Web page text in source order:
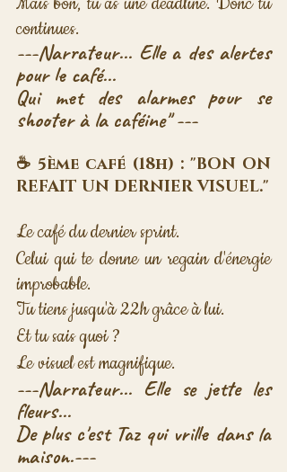
continues.
---Narrateur... Elle a des alertes
pour le café...
Qui met des alarmes pour se
shooter à la caféine" ---
☕ 5ème café (18h) : "BON ON
REFAIT UN DERNIER VISUEL."
Le café du dernier sprint.
Celui qui te donne un regain d'énergie
improbable.
Tu tiens jusqu'à 22h grâce à lui.
Et tu sais quoi ?
Le visuel est magnifique.
---Narrateur... Elle se jette les
fleurs...
De plus c'est Taz qui vrille dans la
maison.---